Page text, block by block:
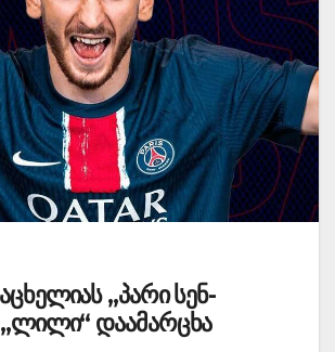
„პარი სენ-
„ლილი“ დაამარცხა